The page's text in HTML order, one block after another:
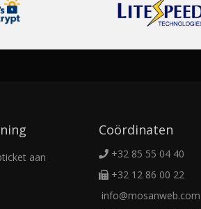
aan
Coördinaten
+32 85 55 04 40
+32 12 86 00 22
info@mosanweb.com